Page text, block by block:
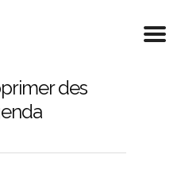
des